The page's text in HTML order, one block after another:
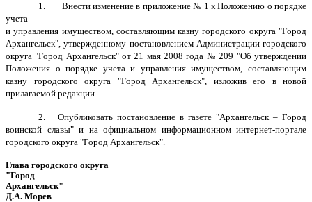
1. Внести изменение в приложение № 1 к Положению о порядке
учета
и управления имуществом, составляющим казну городского округа "Город
Архангельск", утвержденному постановлением Администрации городского
округа "Город Архангельск" от 21 мая 2008 года № 209 "Об утверждении
Положения о порядке учета и управления имуществом, составляющим
казну городского округа "Город Архангельск", изложив его в новой
прилагаемой редакции.
2. Опубликовать постановление в газете "Архангельск – Город
воинской славы" и на официальном информационном интернет-портале
городского округа "Город Архангельск".
Глава городского округа
"Город
Д.А. Морев